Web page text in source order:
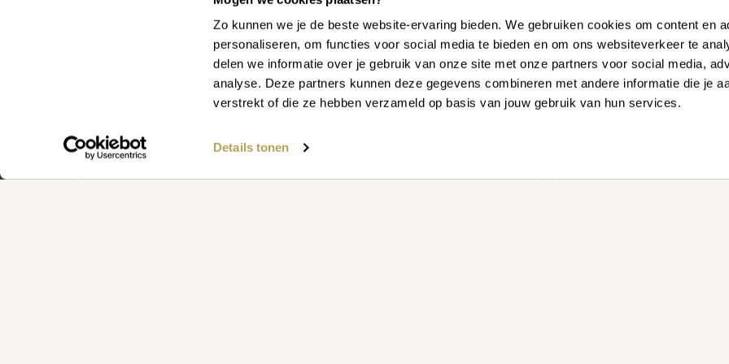
Zo kunnen we je de beste website-ervaring bieden. We gebruiken cookies om content en
personaliseren, om functies voor social media te bieden en om ons websiteverkeer te
delen we informatie over je gebruik van onze site met onze partners voor social media,
analyse. Deze partners kunnen deze gegevens combineren met andere informatie die je
verstrekt of die ze hebben verzameld op basis van jouw gebruik van hun services.
Details tonen
WAAR KUNNEN WE JE MEE HELPEN?